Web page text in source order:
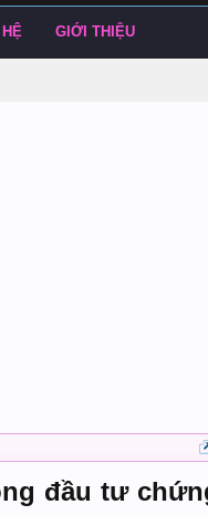
đầu tư
GIỚI THIỆU